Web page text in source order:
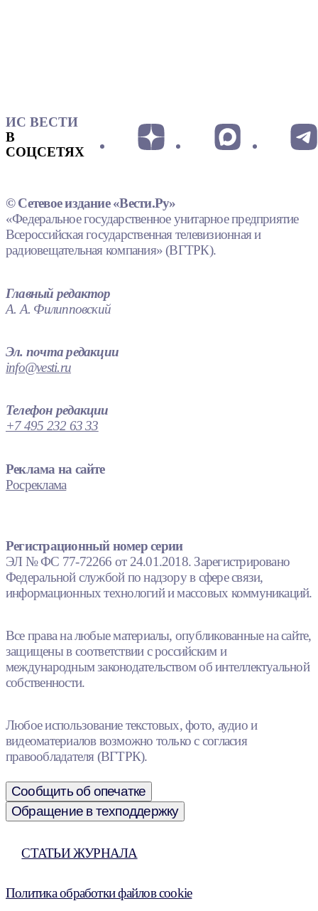
ИС ВЕСТИ
В
СОЦСЕТЯХ
© Сетевое издание «Вести.Ру»
«Федеральное государственное унитарное предприятие
Всероссийская государственная телевизионная и
радиовещательная компания» (ВГТРК).
Главный редактор
А. А. Филипповский
Эл. почта редакции
info@vesti.ru
Телефон редакции
+7 495 232 63 33
Реклама на сайте
Росреклама
Регистрационный номер серии
ЭЛ № ФС 77-72266 от 24.01.2018. Зарегистрировано
Федеральной службой по надзору в сфере связи,
информационных технологий и массовых коммуникаций.
Все права на любые материалы, опубликованные на сайте,
защищены в соответствии с российским и
международным законодательством об интеллектуальной
собственности.
Любое использование текстовых, фото, аудио и
видеоматериалов возможно только с согласия
правообладателя (ВГТРК).
Сообщить об опечатке
Обращение в техподдержку
СТАТЬИ ЖУРНАЛА
Политика обработки файлов cookie